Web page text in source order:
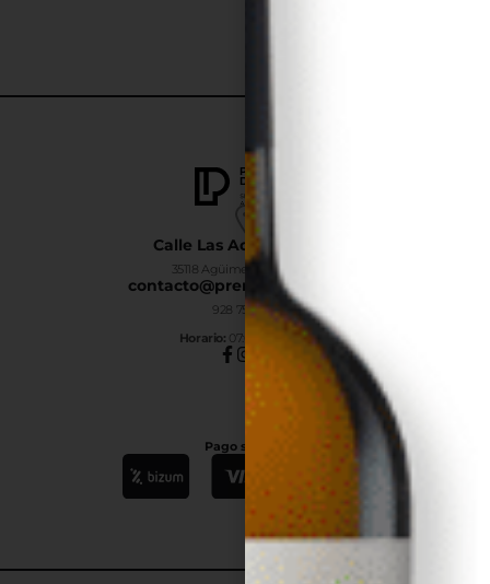
Calle Las Adelfas Nº6-B
35118 Agüimes, Las Palmas
contacto@premiumdrinks.es
928 754 363
Horario: 07:00h a 15:00h
Pago seguro